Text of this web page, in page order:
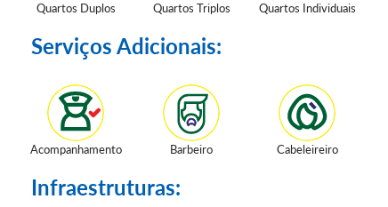
Quartos Duplos Quartos Triplos Quartos Individuais
Serviços Adicionais:
Acompanhamento Barbeiro Cabeleireiro
Infraestruturas: